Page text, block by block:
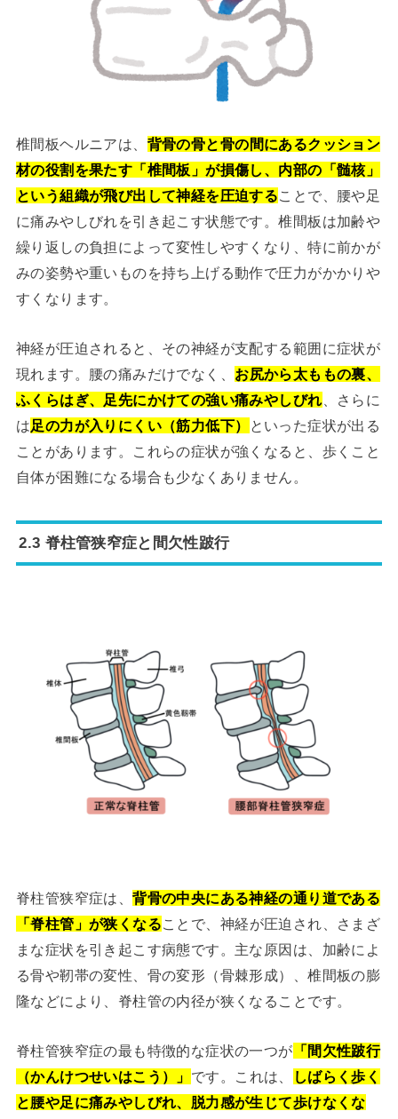
椎間板ヘルニアは、 背骨の骨と骨の間にあるクッション
材の役割を果たす「椎間板」が損傷し、内部の「髄核」
という組織が飛び出して神経を圧迫することで、腰や足
に痛みやしびれを引き起こす状態です。椎間板は加齢や
繰り返しの負担によって変性しやすくなり、特に前かが
みの姿勢や重いものを持ち上げる動作で圧力がかかりや
すくなります。
神経が圧迫されると、その神経が支配する範囲に症状が
現れます。腰の痛みだけでなく、 お尻から太ももの裏、
ふくらはぎ、足先にかけての強い痛みやしびれ 、さらに
は足の力が入りにくい（筋力低下）
といった症状が出る
ことがあります。これらの症状が強くなると、歩くこと
自体が困難になる場合も少なくありません。
2.3 脊柱管狭窄症と間欠性跛行
脊柱管狭窄症は、背骨の中央にある神経の通り道である
「脊柱管」が狭くなることで、神経が圧迫され、さまざ
まな症状を引き起こす病態です。主な原因は、加齢によ
る骨や靭帯の変性、骨の変形（骨棘形成）、椎間板の膨
隆などにより、脊柱管の内径が狭くなることです。
脊柱管狭窄症の最も特徴的な症状の一つが 「間欠性跛行
（かんけつせいはこう）」 です。これは、
しばらく歩く
と腰や足に痛みやしびれ、脱力感が生じて歩けなくな